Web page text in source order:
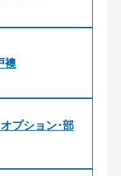
襖
プション･部